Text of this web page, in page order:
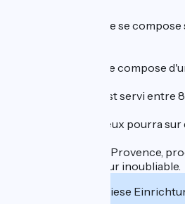
La chambre Chance se
La chambre Rêve se compose
Le petit déjeuner est servi entre
La maitresse des lieux pourra
Situé au cœur de la Provence,
prise lors d'un séjour inoubliable.
Interessiert Sie diese